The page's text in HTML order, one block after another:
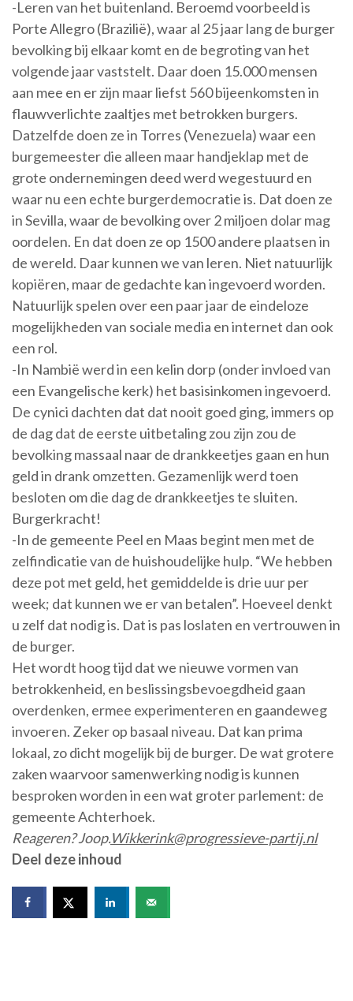
-Leren van het buitenland. Beroemd voorbeeld is
Porte Allegro (Brazilië), waar al 25 jaar lang de burger
bevolking bij elkaar komt en de begroting van het
volgende jaar vaststelt. Daar doen 15.000 mensen
aan mee en er zijn maar liefst 560 bijeenkomsten in
flauwverlichte zaaltjes met betrokken burgers.
Datzelfde doen ze in Torres (Venezuela) waar een
burgemeester die alleen maar handjeklap met de
grote ondernemingen deed werd wegestuurd en
waar nu een echte burgerdemocratie is. Dat doen ze
in Sevilla, waar de bevolking over 2 miljoen dolar mag
oordelen. En dat doen ze op 1500 andere plaatsen in
de wereld. Daar kunnen we van leren. Niet natuurlijk
kopiëren, maar de gedachte kan ingevoerd worden.
Natuurlijk spelen over een paar jaar de eindeloze
mogelijkheden van sociale media en internet dan ook
een rol.
-In Nambië werd in een kelin dorp (onder invloed van
een Evangelische kerk) het basisinkomen ingevoerd.
De cynici dachten dat dat nooit goed ging, immers op
de dag dat de eerste uitbetaling zou zijn zou de
bevolking massaal naar de drankkeetjes gaan en hun
geld in drank omzetten. Gezamenlijk werd toen
besloten om die dag de drankkeetjes te sluiten.
Burgerkracht!
-In de gemeente Peel en Maas begint men met de
zelfindicatie van de huishoudelijke hulp. “We hebben
deze pot met geld, het gemiddelde is drie uur per
week; dat kunnen we er van betalen”. Hoeveel denkt
u zelf dat nodig is. Dat is pas loslaten en vertrouwen in
de burger.
Het wordt hoog tijd dat we nieuwe vormen van
betrokkenheid, en beslissingsbevoegdheid gaan
overdenken, ermee experimenteren en gaandeweg
invoeren. Zeker op basaal niveau. Dat kan prima
lokaal, zo dicht mogelijk bij de burger. De wat grotere
zaken waarvoor samenwerking nodig is kunnen
besproken worden in een wat groter parlement: de
gemeente Achterhoek.
Reageren? Joop.Wikkerink@progressieve-partij.nl
Deel deze inhoud